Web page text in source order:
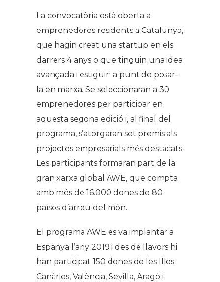
La convocatòria està oberta a
emprenedores residents a Catalunya,
que hagin creat una startup en els
darrers 4 anys o que tinguin una idea
avançada i estiguin a punt de posar-
la en marxa. Se seleccionaran a 30
emprenedores per participar en
aquesta segona edició i, al final del
programa, s’atorgaran set premis als
projectes empresarials més destacats.
Les participants formaran part de la
gran xarxa global AWE, que compta
amb més de 16.000 dones de 80
països d’arreu del món.
El programa AWE es va implantar a
Espanya l’any 2019 i des de llavors hi
han participat 150 dones de les Illes
Canàries, València, Sevilla, Aragó i